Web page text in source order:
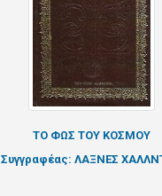
ΤΟ ΦΩΣ ΤΟΥ ΚΟΣΜΟΥ
Συγγραφέας: ΛΑΞΝΕΣ